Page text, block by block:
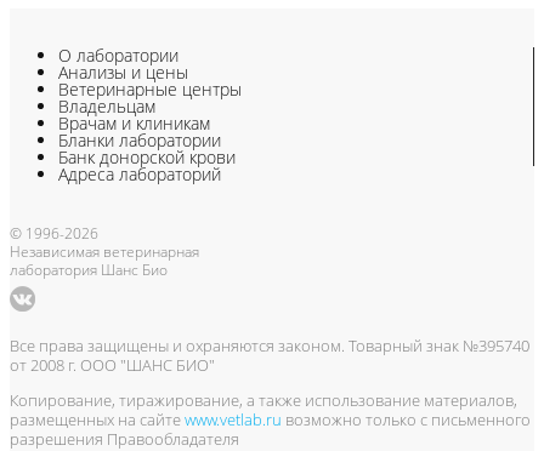
О лаборатории
Анализы и цены
Ветеринарные центры
Владельцам
Врачам и клиникам
Бланки лаборатории
Банк донорской крови
Адреса лабораторий
© 1996-2026
Независимая ветеринарная
лаборатория Шанс Био
Все права защищены и охраняются законом. Товарный знак №395740
от 2008 г. ООО "ШАНС БИО"
Копирование, тиражирование, а также использование материалов,
размещенных на сайтеwww.vetlab.ru возможно только с письменного
разрешения Правообладателя